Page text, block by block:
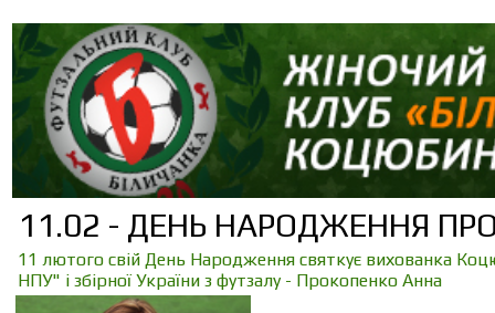
11.02 - ДЕНЬ НАРОДЖЕННЯ
11 лютого свій День Народження святкує вихованка
НПУ" і збірної України з футзалу - Прокопенко Анна